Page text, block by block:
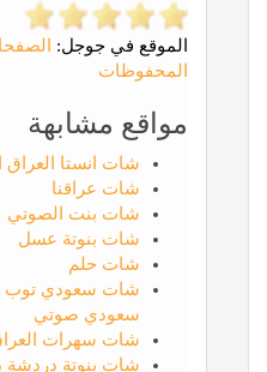
الموقع في جوجل:
المحفوظات
مواقع مشابهة
شات انستا العراق
شات عراقنا
شات بنت الصوتي
شات بنوتة عسل
شات حلم
شات سعودي توب
سعودي صوتي
شات سهرات
شات بنوتة دردشة